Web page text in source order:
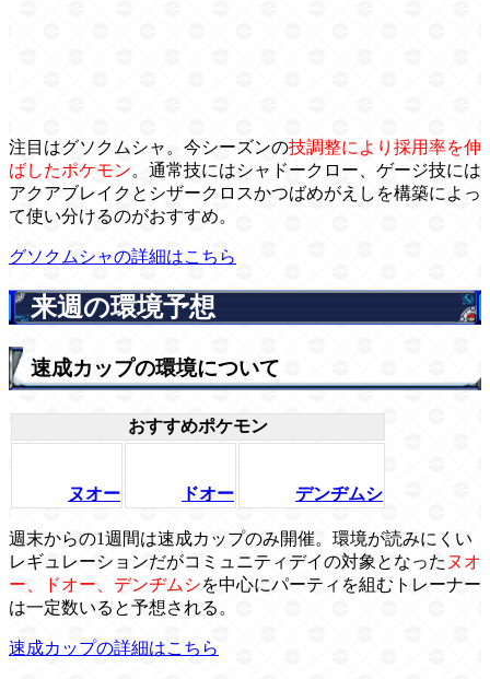
注目はグソクムシャ。今シーズンの技調整により採用率を伸
ばしたポケモン。通常技にはシャドークロー、ゲージ技には
アクアブレイクとシザークロスかつばめがえしを構築によっ
て使い分けるのがおすすめ。
グソクムシャの詳細はこちら
来週の環境予想
速成カップの環境について
おすすめポケモン
ヌオー ドオー デンヂムシ
週末からの1週間は速成カップのみ開催。環境が読みにくい
レギュレーションだがコミュニティデイの対象となった ヌオ
ー、ドオー、デンヂムシを中心にパーティを組むトレーナー
は一定数いると予想される。
速成カップの詳細はこちら